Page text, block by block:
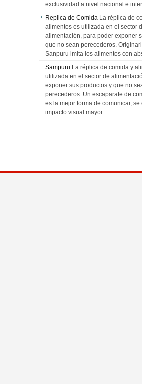
exclusividad a nivel nacional e
Replica de Comida La réplica de
alimentos es utilizada en el sector
alimentación, para poder exponer
que no sean perecederos.
Sanpuru imita los alimentos con
Sampuru La réplica de comida y
utilizada en el sector de
exponer sus productos y que no
perecederos. Un escaparate de
es la mejor forma de comunicar, se
impacto visual mayor.